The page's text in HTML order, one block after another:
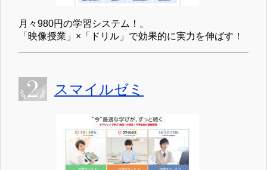
月々980円の学習システム！。
「映像授業」×「ドリル」で効果的に実力を伸ばす！
スマイルゼミ